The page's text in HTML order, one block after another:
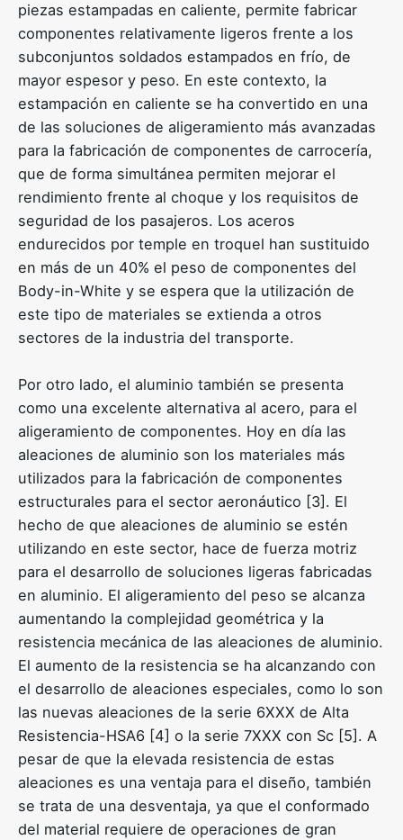
piezas estampadas en caliente, permite fabricar
componentes relativamente ligeros frente a los
subconjuntos soldados estampados en frío, de
mayor espesor y peso. En este contexto, la
estampación en caliente se ha convertido en una
de las soluciones de aligeramiento más avanzadas
para la fabricación de componentes de carrocería,
que de forma simultánea permiten mejorar el
rendimiento frente al choque y los requisitos de
seguridad de los pasajeros. Los aceros
endurecidos por temple en troquel han sustituido
en más de un 40% el peso de componentes del
Body-in-White y se espera que la utilización de
este tipo de materiales se extienda a otros
sectores de la industria del transporte.
Por otro lado, el aluminio también se presenta
como una excelente alternativa al acero, para el
aligeramiento de componentes. Hoy en día las
aleaciones de aluminio son los materiales más
utilizados para la fabricación de componentes
estructurales para el sector aeronáutico [3]. El
hecho de que aleaciones de aluminio se estén
utilizando en este sector, hace de fuerza motriz
para el desarrollo de soluciones ligeras fabricadas
en aluminio. El aligeramiento del peso se alcanza
aumentando la complejidad geométrica y la
resistencia mecánica de las aleaciones de aluminio.
El aumento de la resistencia se ha alcanzando con
el desarrollo de aleaciones especiales, como lo son
las nuevas aleaciones de la serie 6XXX de Alta
Resistencia-HSA6 [4] o la serie 7XXX con Sc [5]. A
pesar de que la elevada resistencia de estas
aleaciones es una ventaja para el diseño, también
se trata de una desventaja, ya que el conformado
del material requiere de operaciones de gran